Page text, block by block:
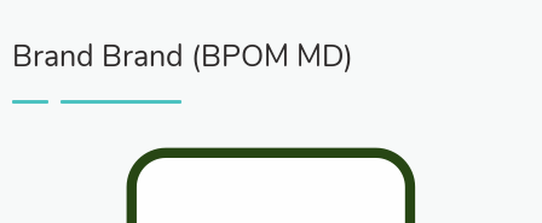
Brand Brand (BPOM MD)